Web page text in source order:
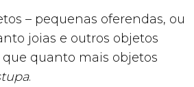
– pequenas oferendas, ou
joias e outros objetos
quanto mais objetos
.